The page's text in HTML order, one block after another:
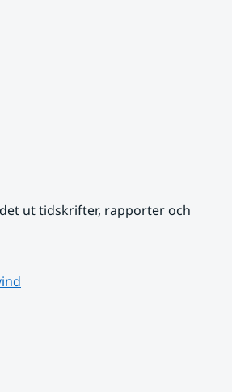
ut tidskrifter, rapporter och